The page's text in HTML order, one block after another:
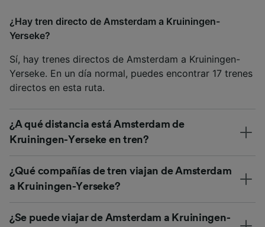
¿Hay tren directo de Amsterdam a Kruiningen-
Yerseke?
Sí, hay trenes directos de Amsterdam a Kruiningen-
Yerseke. En un día normal, puedes encontrar 17 trenes
directos en esta ruta.
¿A qué distancia está Amsterdam de
Kruiningen-Yerseke en tren?
¿Qué compañías de tren viajan de Amsterdam
a Kruiningen-Yerseke?
¿Se puede viajar de Amsterdam a Kruiningen-